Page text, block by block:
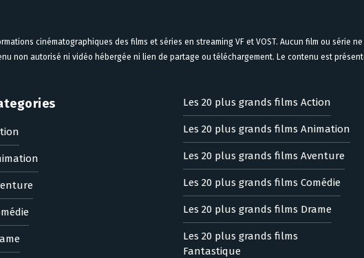
cinématographiques des films et séries en streaming VF et VOST. Aucun film ou série
non autorisé ni vidéo hébergée ni lien de partage ou téléchargement. Le contenu est
Les 20 plus grands films Action
Les 20 plus grands films Animation
Les 20 plus grands films Aventure
Les 20 plus grands films Comédie
Les 20 plus grands films Drame
Les 20 plus grands films
Fantastique